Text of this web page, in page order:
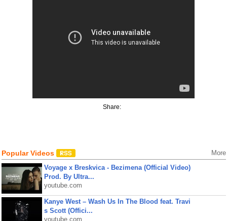
Share:
Popular Videos More
Voyage x Breskvica - Bezimena (Official Video)
Prod. By Ultra...
youtube.com
Kanye West – Wash Us In The Blood feat. Travi
s Scott (Offici...
youtube.com